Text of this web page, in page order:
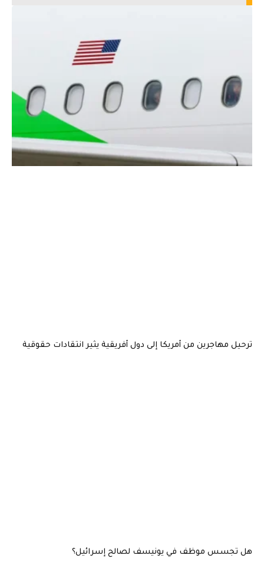
ترحيل مهاجرين من أمريكا إلى دول أفريقية يثير انتقادات حقوقية
هل تجسس موظف في يونيسف لصالح إسرائيل؟